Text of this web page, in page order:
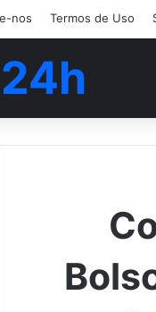
nos Termos de Uso